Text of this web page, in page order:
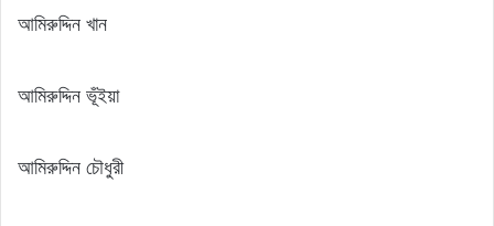
আমিরুদ্দিন খান
আমিরুদ্দিন ভূঁইয়া
আমিরুদ্দিন চৌধুরী